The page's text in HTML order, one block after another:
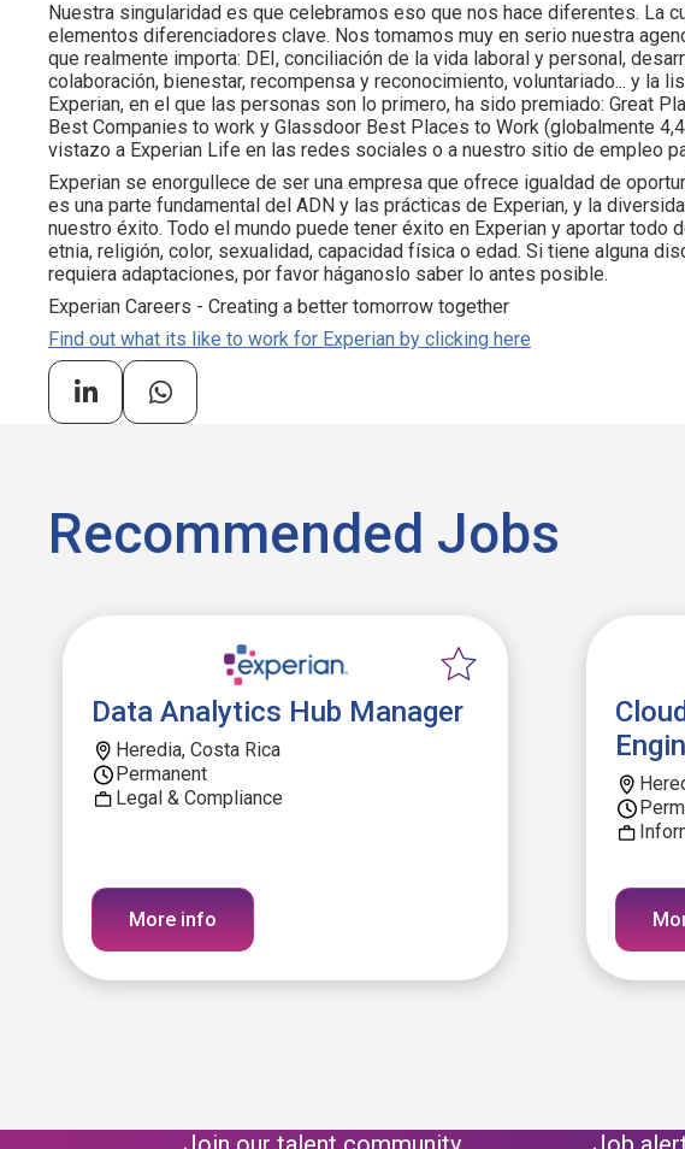
Nuestra singularidad es que celebramos eso que nos hace diferentes. La
elementos diferenciadores clave. Nos tomamos muy en serio nuestra
que realmente importa: DEI, conciliación de la vida laboral y personal,
colaboración, bienestar, recompensa y reconocimiento, voluntariado... y la
Experian, en el que las personas son lo primero, ha sido premiado: Great
Best Companies to work y Glassdoor Best Places to Work (globalmente
vistazo a Experian Life en las redes sociales o a nuestro sitio de empleo
Experian se enorgullece de ser una empresa que ofrece igualdad de
es una parte fundamental del ADN y las prácticas de Experian, y la
nuestro éxito. Todo el mundo puede tener éxito en Experian y aportar todo
etnia, religión, color, sexualidad, capacidad física o edad. Si tiene alguna
requiera adaptaciones, por favor háganoslo saber lo antes posible.
Experian Careers - Creating a better tomorrow together
Find out what its like to work for Experian by clicking here
Recommended Jobs
Data Analytics Hub Manager
Heredia, Costa Rica
Permanent
Legal & Compliance
More info